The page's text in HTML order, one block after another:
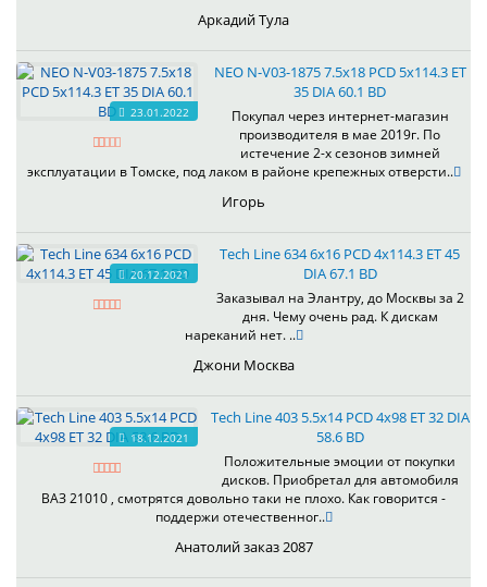
Аркадий Тула
23.01.2022
NEO N-V03-1875 7.5x18 PCD 5x114.3 ET
35 DIA 60.1 BD
Покупал через интернет-магазин
производителя в мае 2019г. По
истечение 2-х сезонов зимней
эксплуатации в Томске, под лаком в районе крепежных отверсти..
Игорь
20.12.2021
Tech Line 634 6x16 PCD 4x114.3 ET 45
DIA 67.1 BD
Заказывал на Элантру, до Москвы за 2
дня. Чему очень рад. К дискам
нареканий нет. ..
Джони Москва
18.12.2021
Tech Line 403 5.5x14 PCD 4x98 ET 32 DIA
58.6 BD
Положительные эмоции от покупки
дисков. Приобретал для автомобиля
ВАЗ 21010 , смотрятся довольно таки не плохо. Как говорится -
поддержи отечественног..
Анатолий заказ 2087